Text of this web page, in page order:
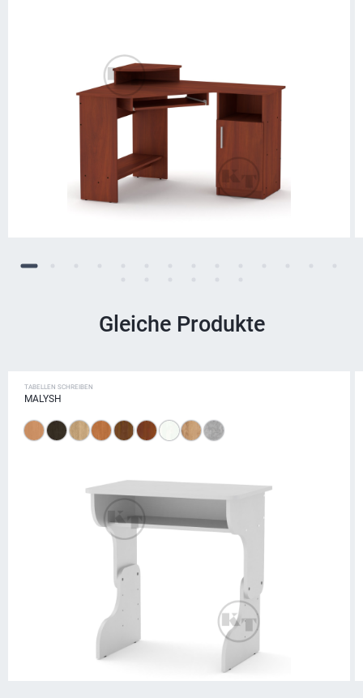
Gleiche Produkte
TABELLEN SCHREIBEN
MALYSH